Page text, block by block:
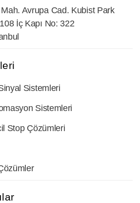
Avrupa Cad. Kubist Park
İç Kapı No: 322
Sistemleri
Sistemleri
Stop Çözümleri